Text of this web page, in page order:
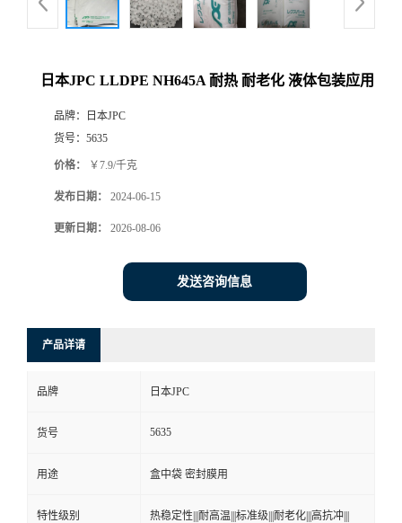
日本JPC LLDPE NH645A 耐热 耐老化 液体包装应用
品牌：
日本JPC
货号： 5635
价格： ￥7.9/千克
发布日期： 2024-06-15
更新日期： 2026-08-06
发送咨询信息
产品详请
品牌 日本JPC
货号 5635
用途 盒中袋 密封膜用
特性级别 热稳定性|||耐高温|||标准级|||耐老化|||高抗冲|||